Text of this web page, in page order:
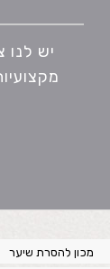
יש לנו
מכון להסרת שיער